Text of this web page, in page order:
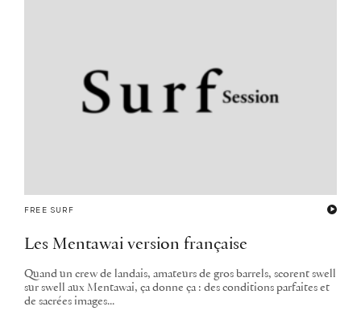
FREE SURF
Les Mentawai version française
Quand un crew de landais, amateurs de gros barrels, scorent swell
sur swell aux Mentawai, ça donne ça : des conditions parfaites et
de sacrées images...